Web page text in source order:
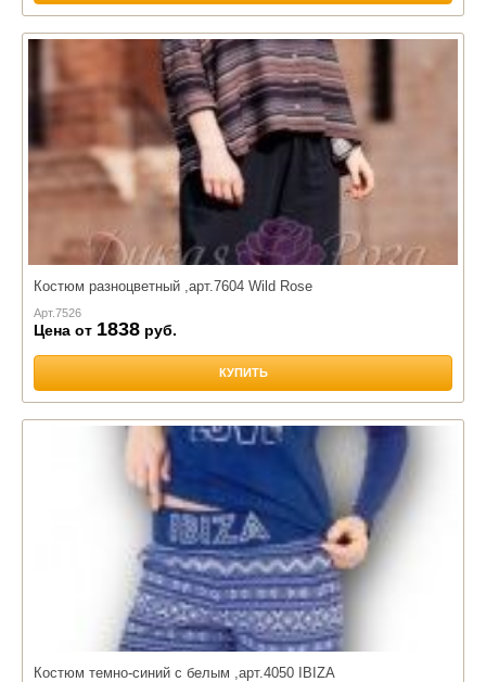
Костюм разноцветный ,арт.7604 Wild Rose
Арт.7526
Цена от 1838 руб.
КУПИТЬ
Костюм темно-синий с белым ,арт.4050 IBIZA